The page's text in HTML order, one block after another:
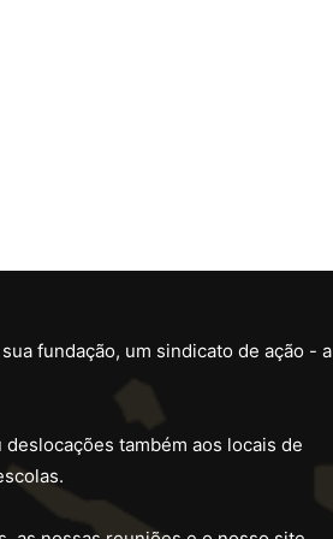
fundação, um sindicato de ação - a
também aos locais de